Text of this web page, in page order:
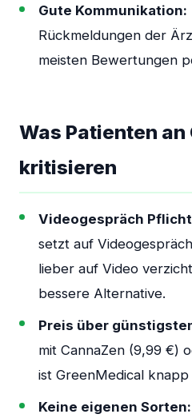
Gute Kommunikation:
Rückmeldungen der
meisten Bewertungen
Was Patienten
kritisieren
Videogespräch
setzt auf
lieber auf Video
bessere Alternative.
Preis über
mit CannaZen (9,99 €)
ist GreenMedical
Keine eigenen Sorten: